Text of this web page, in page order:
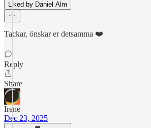
Liked by Daniel Alm
Tackar, önskar er detsamma ❤️
Reply
Share
Irene
Dec 23, 2025